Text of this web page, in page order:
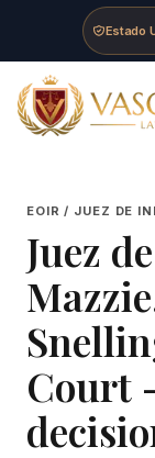
Skip to main
Skip to navigation
Skip to footer
Estado
Vasquez Law
EOIR / JUEZ DE
Juez
Court